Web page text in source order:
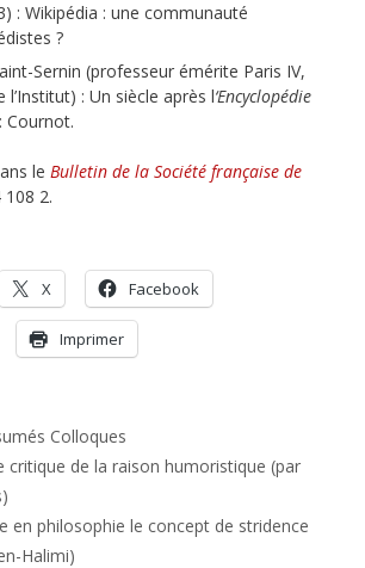
: Wikipédia : une communauté
?
Sernin (professeur émérite Paris IV,
l’Institut) : Un siècle après l‘Encyclopédie
Cournot.
le Bulletin de la Société française de
108 2.
X Facebook
Imprimer
Colloques
critique de la raison humoristique (par
en philosophie le concept de stridence
Halimi)